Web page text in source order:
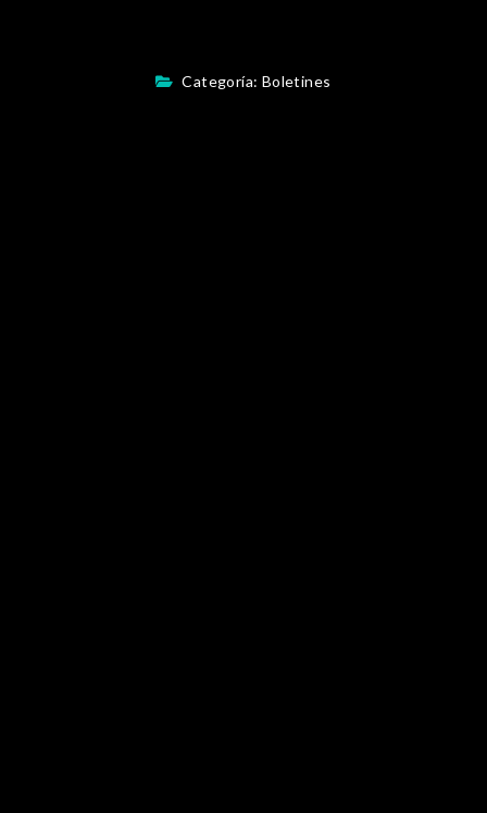
Categoría: Boletines